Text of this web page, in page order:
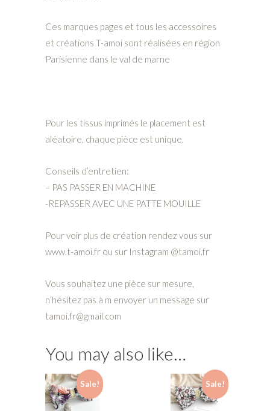
Ces marques pages et tous les accessoires
et créations T-amoi sont réalisées en région
Parisienne dans le val de marne
Pour les tissus imprimés le placement est
aléatoire, chaque pièce est unique.
Conseils d’entretien:
– PAS PASSER EN MACHINE
-REPASSER AVEC UNE PATTE MOUILLE
Pour voir plus de création rendez vous sur
www.t-amoi.fr ou sur Instagram @tamoi.fr
Vous souhaitez une pièce sur mesure,
n’hésitez pas à m envoyer un message sur
tamoi.fr@gmail.com
You may also like…
Sale! Sale!